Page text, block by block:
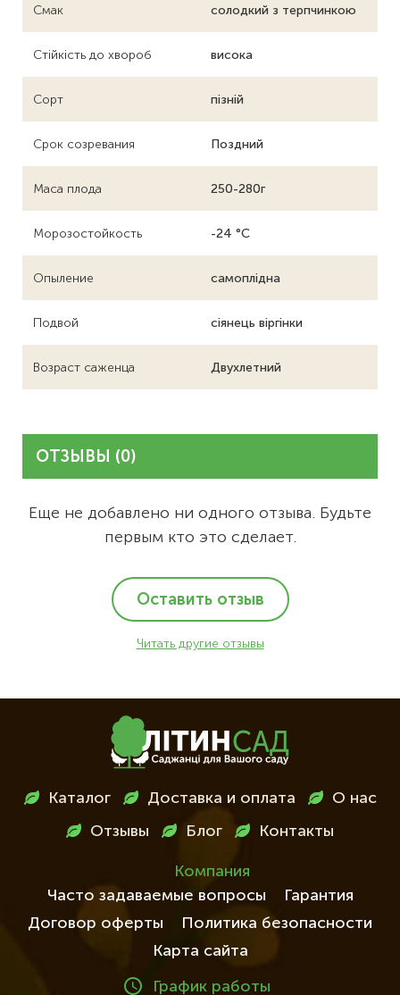
Смак солодкий з терпчинкою
Стійкість до хвороб висока
Сорт пізній
Срок созревания Поздний
Маса плода 250-280г
Морозостойкость -24 °C
Опыление самоплідна
Подвой сіянець віргінки
Возраст саженца Двухлетний
ОТЗЫВЫ (0)
Еще не добавлено ни одного отзыва. Будьте
первым кто это сделает.
Оставить отзыв
Читать другие отзывы
МенюКаталог Доставка и оплата О нас
Отзывы Блог Контакты
Компания
Часто задаваемые вопросы
Гарантия
Договор оферты
Политика безопасности
Карта сайта
График работы